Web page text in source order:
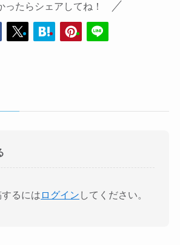
ったらシェアしてね！
るには ログイン してください。